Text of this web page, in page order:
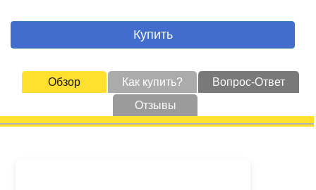
Купить
Обзор Как купить?
Вопрос-Ответ
Отзывы